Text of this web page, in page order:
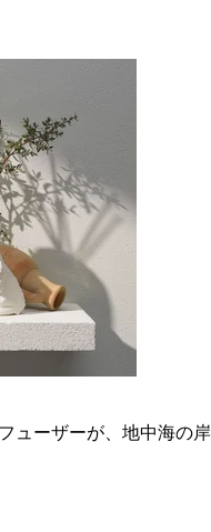
ューザーが、地中海の岸